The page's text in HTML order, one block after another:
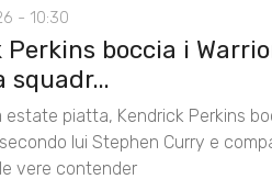
- 10:30
Perkins boccia i
squadr...
estate piatta, Kendrick Perkins
lui Stephen Curry e
vere contender